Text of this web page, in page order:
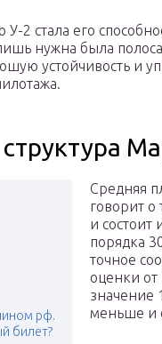
У-2 стала его
нужна была
устойчивость и
рф.
билет?
Средняя
говорит о
и состоит
порядка
точное
оценки от
значение
меньше и